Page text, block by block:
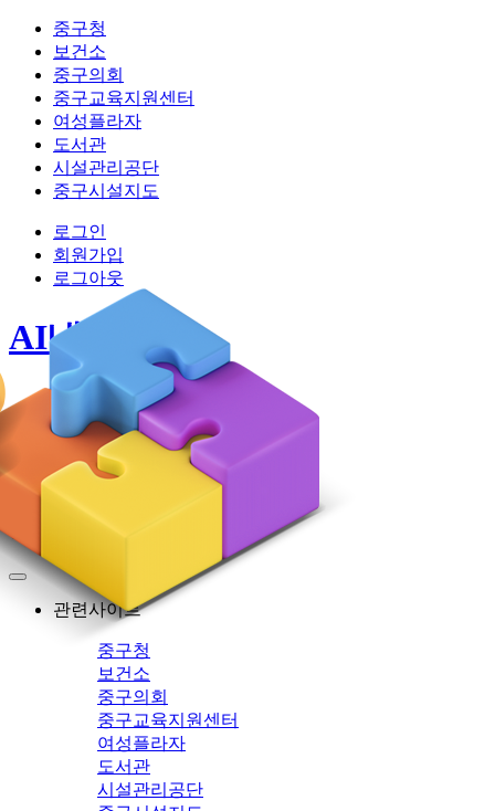
중구청
보건소
중구의회
중구교육지원센터
여성플라자
도서관
시설관리공단
중구시설지도
로그인
회원가입
로그아웃
AI내편중구
시스템소개
모든 사업 보기
맞춤 사업 찾기
공지사항
관련사이트
중구청
보건소
중구의회
중구교육지원센터
여성플라자
도서관
시설관리공단